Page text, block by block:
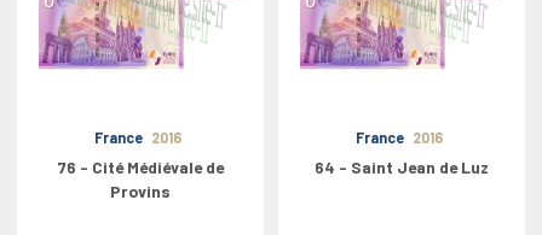
France 2016
76 - Cité Médiévale de
Provins
France 2016
64 - Saint Jean de Luz